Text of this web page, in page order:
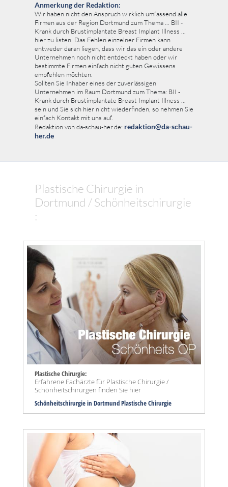
Anmerkung der Redaktion:
Wir haben nicht den Anspruch wirklich umfassend alle
Firmen aus der Region Dortmund zum Thema ... BII -
Krank durch Brustimplantate Breast Implant Illness ...
hier zu listen. Das Fehlen einzelner Firmen kann
entweder daran liegen, dass wir das ein oder andere
Unternehmen noch nicht entdeckt haben oder wir
bestimmte Firmen einfach nicht guten Gewissens
empfehlen möchten.
Sollten Sie Inhaber eines der zuverlässigen
Unternehmen im Raum Dortmund zum Thema: BII -
Krank durch Brustimplantate Breast Implant Illness ...
sein und Sie sich hier nicht wiederfinden, so nehmen Sie
einfach Kontakt mit uns auf.
Redaktion von da-schau-her.de: redaktion@da-schau-
her.de
Plastische Chirurgie in
Dortmund / Schönheitschirurgie
:
Plastische Chirurgie:
Erfahrene Fachärzte für Plastische Chirurgie /
Schönheitschirurgen finden Sie hier
Schönheitschirurgie in Dortmund Plastische Chirurgie